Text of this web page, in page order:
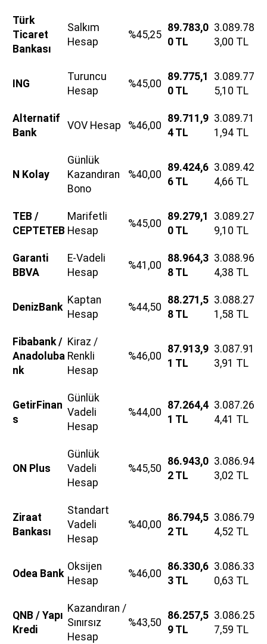
Türk
Ticaret
Bankası
Salkım
Hesap
%45,25
89.783,0
0 TL
3.089.78
3,00 TL
ING
Turuncu
Hesap
%45,00
89.775,1
0 TL
3.089.77
5,10 TL
Alternatif
Bank
VOV Hesap %46,00
89.711,9
4 TL
3.089.71
1,94 TL
N Kolay
Günlük
Kazandıran
Bono
%40,00
89.424,6
6 TL
3.089.42
4,66 TL
TEB /
CEPTETEB
Marifetli
Hesap
%45,00
89.279,1
0 TL
3.089.27
9,10 TL
Garanti
BBVA
E-Vadeli
Hesap
%41,00
88.964,3
8 TL
3.088.96
4,38 TL
DenizBank
Kaptan
Hesap
%44,50
88.271,5
8 TL
3.088.27
1,58 TL
Fibabank /
Anadoluba
nk
Kiraz /
Renkli
Hesap
%46,00
87.913,9
1 TL
3.087.91
3,91 TL
GetirFinan
s
Günlük
Vadeli
Hesap
%44,00
87.264,4
1 TL
3.087.26
4,41 TL
ON Plus
Günlük
Vadeli
Hesap
%45,50
86.943,0
2 TL
3.086.94
3,02 TL
Ziraat
Bankası
Standart
Vadeli
Hesap
%40,00
86.794,5
2 TL
3.086.79
4,52 TL
Odea Bank
Oksijen
Hesap
%46,00
86.330,6
3 TL
3.086.33
0,63 TL
QNB / Yapı
Kredi
Kazandıran /
Sınırsız
Hesap
%43,50
86.257,5
9 TL
3.086.25
7,59 TL